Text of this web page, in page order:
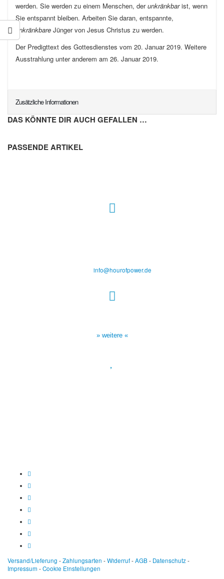
werden. Sie werden zu einem Menschen, derunkränkbarist, wenn
Sie entspannt bleiben. Arbeiten Sie daran, entspannte,
unkränkbare Jünger von Jesus Christus zu werden.
Der Predigttext des Gottesdienstes vom 20. Januar 2019. Weitere
Ausstrahlung unter anderem am 26. Januar 2019.
Zusätzliche Informationen
DAS KÖNNTE DIR AUCH GEFALLEN …
PASSENDE ARTIKEL
info@hourofpower.de
» weitere «
Versand/Lieferung -Zahlungsarten -Widerruf-AGB- Datenschutz-
Impressum -Cookie Einstellungen